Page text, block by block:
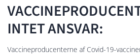
INTET ANSVAR:
Vaccineproducenterne af Covid-19-